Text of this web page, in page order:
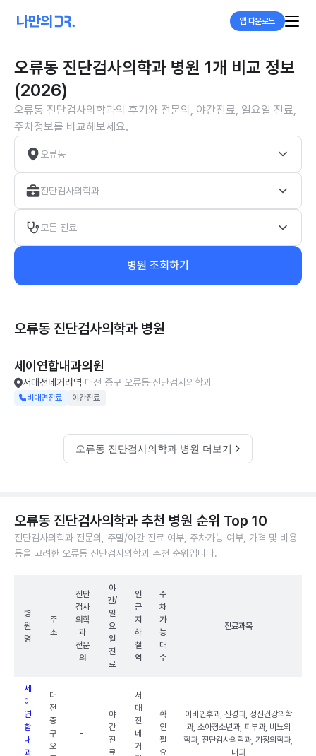
앱 다운로드
오류동 진단검사의학과 병원 1개 비교 정보
(2026)
오류동 진단검사의학과의 후기와 전문의, 야간진료, 일요일 진료,
주차정보를 비교해보세요.
오류동
진단검사의학과
모든 진료
병원 조회하기
오류동 진단검사의학과 병원
세이연합내과의원
서대전네거리역 대전 중구 오류동 진단검사의학과
비대면진료 야간진료
오류동 진단검사의학과 병원 더보기
오류동 진단검사의학과 추천 병원 순위 Top 10
진단검사의학과 전문의, 주말/야간 진료 여부, 주차가능 여부, 가격 및 비용
등을 고려한 오류동 진단검사의학과 추천 순위입니다.
병
원
명
주
소
진단
검사
의학
과
전문
의
야
간/
일
요
일
진
료
인
근
지
하
철
역
주
차
가
능
대
수
진료과목
세
이
연
합
내
과
대
전
중
구
오
-
야
간
진
료
서
대
전
네
거
확
인
필
요
이비인후과, 신경과, 정신건강의학
과, 소아청소년과, 피부과, 비뇨의
학과, 진단검사의학과, 가정의학과,
내과